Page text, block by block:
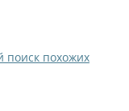
поиск похожих